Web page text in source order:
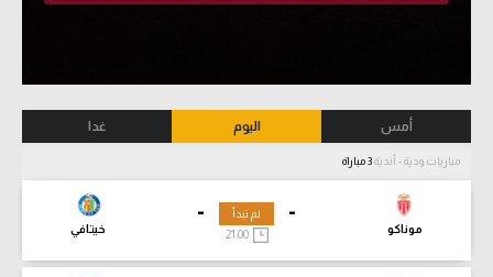
أمس اليوم غدا
مباريات ودية - أندية
-
موناكو
-
خيتافي
لم تبدأ
21:00